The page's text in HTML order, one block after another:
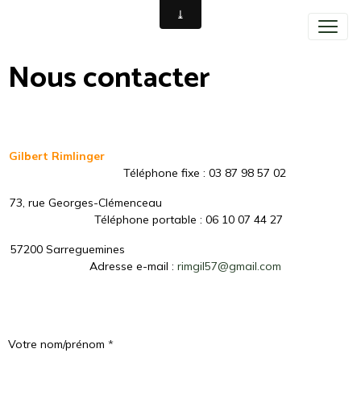
Nous contacter
Gilbert Rimlinger
Téléphone fixe : 03 87 98 57 02
73, rue Georges-Clémenceau
Téléphone portable : 06 10 07 44 27
57200 Sarreguemines
Adresse e-mail : rimgil57@gmail.com
Votre nom/prénom